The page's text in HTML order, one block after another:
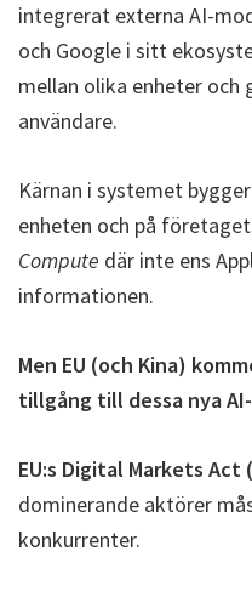
integrerat externa AI-
och Google i sitt
mellan olika enheter
användare.
Kärnan i systemet
enheten och på
Compute där inte ens
informationen.
Men EU (och Kina)
tillgång till dessa nya
EU:s Digital Markets Act
dominerande aktörer
konkurrenter.